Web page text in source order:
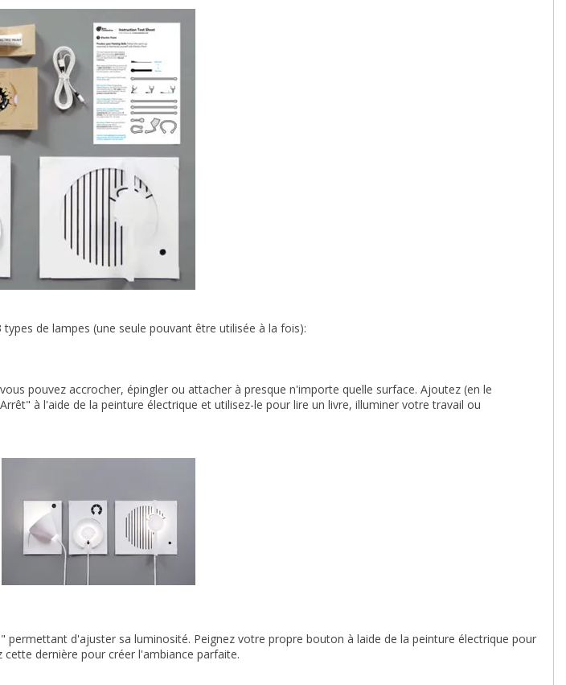
de lampes (une seule pouvant être utilisée à la fois):
pouvez accrocher, épingler ou attacher à presque n'importe quelle surface. Ajoutez (en le
à l'aide de la peinture électrique et utilisez-le pour lire un livre, illuminer votre travail ou
permettant d'ajuster sa luminosité. Peignez votre propre bouton à laide de la peinture électrique pour
dernière pour créer l'ambiance parfaite.